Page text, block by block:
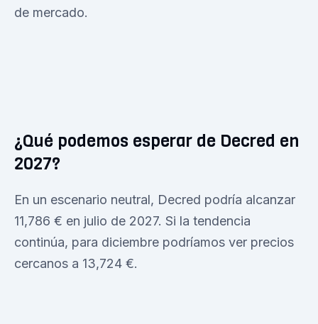
de mercado.
¿Qué podemos esperar de Decred en
2027?
En un escenario neutral, Decred podría alcanzar
11,786 € en julio de 2027. Si la tendencia
continúa, para diciembre podríamos ver precios
cercanos a 13,724 €.